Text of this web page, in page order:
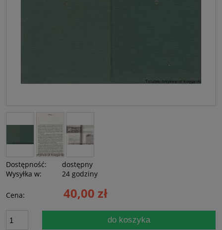
Dostępność:
dostępny
Wysyłka w:
24 godziny
Cena: 40,00 zł
do koszyka